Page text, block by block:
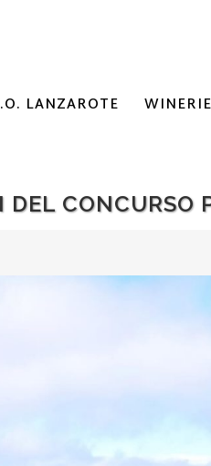
LANZAROTE
CONCURSO